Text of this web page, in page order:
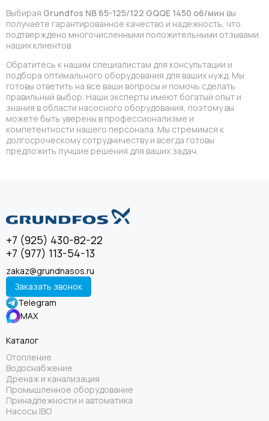
Выбирая Grundfos NB 65-125/122 GQQE 1450 об/мин вы
получаете гарантированное качество и надежность, что
подтверждено многочисленными положительными отзывами
наших клиентов.
Обратитесь к нашим специалистам для консультации и
подбора оптимального оборудования для ваших нужд. Мы
готовы ответить на все ваши вопросы и помочь сделать
правильный выбор. Наши эксперты имеют богатый опыт и
знания в области насосного оборудования, поэтому вы
можете быть уверены в профессионализме и
компетентности нашего персонала. Мы стремимся к
долгосроческому сотрудничеству и всегда готовы
предложить лучшие решения для ваших задач.
+7 (925) 430-82-22
+7 (977) 113-54-13
zakaz@grundnasos.ru
Заказать звонок
Telegram
MAX
Каталог
Отопление
Водоснабжение
Дренаж и канализация
Промышленное оборудование
Принадлежности и автоматика
Насосы IBO